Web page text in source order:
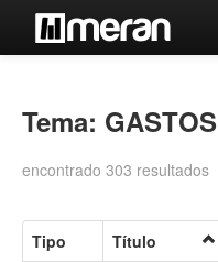
Búsqueda Avanzada
Tema: GASTOS
encontrado 303 resultados
Tipo Título